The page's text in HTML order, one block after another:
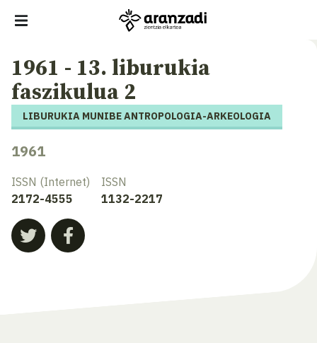
1961 - 13. liburukia
faszikulua 2
LIBURUKIA MUNIBE ANTROPOLOGIA-ARKEOLOGIA
1961
ISSN (Internet)
2172-4555
ISSN
1132-2217